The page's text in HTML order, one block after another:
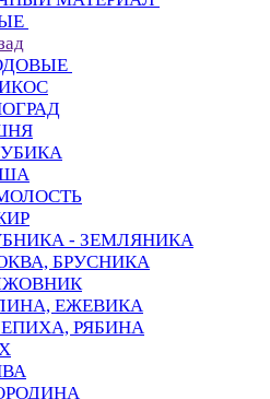
- ЗЕМЛЯНИКА
БРУСНИКА
ЕЖЕВИКА
РЯБИНА